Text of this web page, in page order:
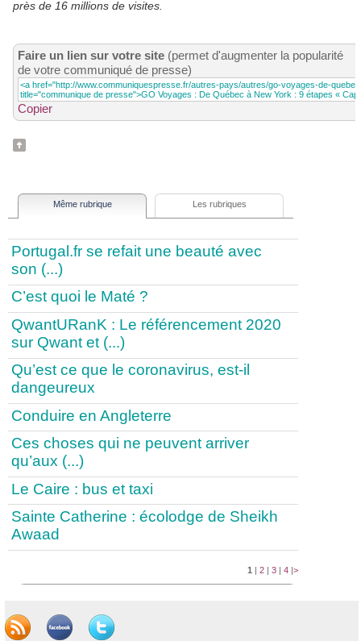
près de 16 millions de visites.
Faire un lien sur votre site (permet d'augmenter la popularité
de votre communiqué de presse)
Copier
Même rubrique Les rubriques
Portugal.fr se refait une beauté avec
son (...)
C’est quoi le Maté ?
QwantURanK : Le référencement 2020
sur Qwant et (...)
Qu’est ce que le coronavirus, est-il
dangeureux
Conduire en Angleterre
Ces choses qui ne peuvent arriver
qu’aux (...)
Le Caire : bus et taxi
Sainte Catherine : écolodge de Sheikh
Awaad
1 |2 |3 |4 |>
Publication